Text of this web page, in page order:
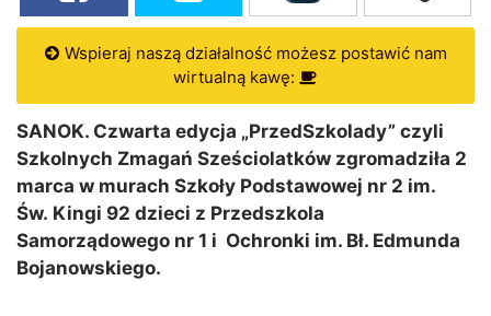
Wspieraj naszą działalność możesz postawić nam
wirtualną kawę:
SANOK. Czwarta edycja „PrzedSzkolady” czyli
Szkolnych Zmagań Sześciolatków zgromadziła 2
marca w murach Szkoły Podstawowej nr 2 im.
Św. Kingi 92 dzieci z Przedszkola
Samorządowego nr 1 i Ochronki im. Bł. Edmunda
Bojanowskiego.